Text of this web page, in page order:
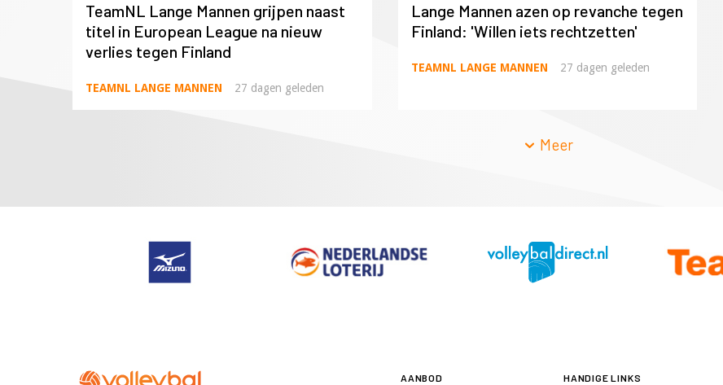
TeamNL Lange Mannen grijpen naast
titel in European League na nieuw
verlies tegen Finland
TEAMNL LANGE MANNEN 27 dagen geleden
Lange Mannen azen op revanche tegen
Finland: 'Willen iets rechtzetten'
TEAMNL LANGE MANNEN 27 dagen geleden
Meer
AANBOD HANDIGE LINKS